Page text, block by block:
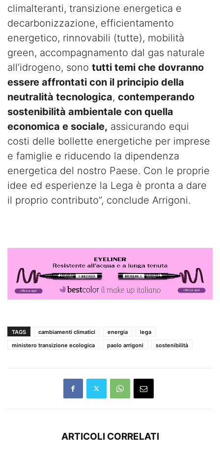
climalteranti, transizione energetica e
decarbonizzazione, efficientamento
energetico, rinnovabili (tutte), mobilità
green, accompagnamento dal gas naturale
all’idrogeno, sono tutti temi che dovranno
essere affrontati con il principio della
neutralità tecnologica, contemperando
sostenibilità ambientale con quella
economica e sociale, assicurando equi
costi delle bollette energetiche per imprese
e famiglie e riducendo la dipendenza
energetica del nostro Paese. Con le proprie
idee ed esperienze la Lega è pronta a dare
il proprio contributo”, conclude Arrigoni.
TAGS cambiamenti climatici energia
lega
ministero transizione ecologica
paolo arrigoni sostenibilità
ARTICOLI CORRELATI